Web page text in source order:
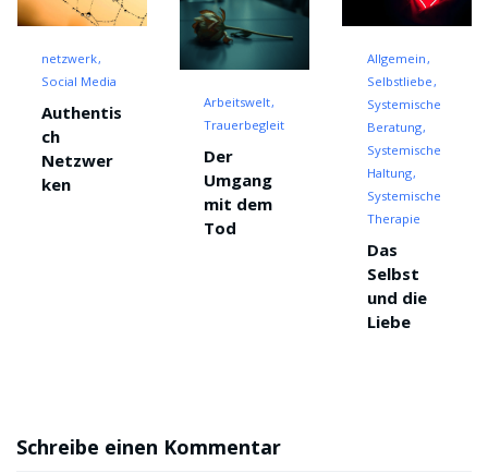
netzwerk
Social Media
Authentis
ch
Netzwer
ken
Arbeitswelt
Trauerbegleitung
Der
Umgang
mit dem
Tod
Allgemein
Selbstliebe
Systemische
Beratung
Systemische
Haltung
Systemische
Therapie
Das
Selbst
und die
Liebe
Schreibe einen Kommentar